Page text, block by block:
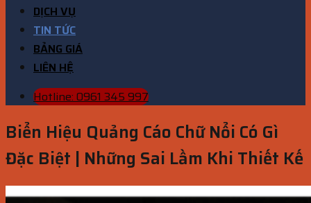
DỊCH VỤ
TIN TỨC
BẢNG GIÁ
LIÊN HỆ
Hotline: 0961 345 997
Biển Hiệu Quảng Cáo Chữ Nổi Có Gì
Đặc Biệt | Những Sai Lầm Khi Thiết Kế